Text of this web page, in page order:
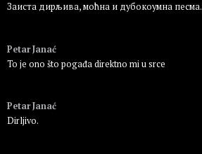
Заиста дирљива, моћна и дубокоумна песма.
Petar Janać
To je ono što pogađa direktno mi u srce
Petar Janać
Dirljivo.